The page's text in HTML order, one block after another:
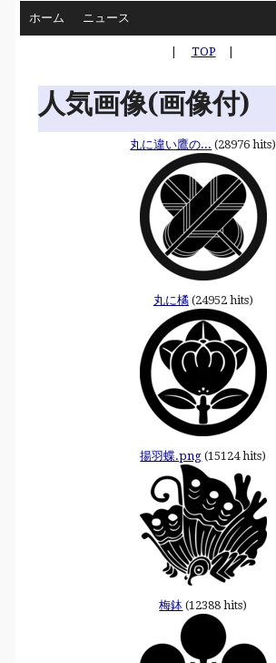
ホーム ニュース
TOP
人気画像(画像付)
丸に違い鷹の... (28976 hits)
丸に橘(24952 hits)
揚羽蝶.png (15124 hits)
梅鉢 (12388 hits)